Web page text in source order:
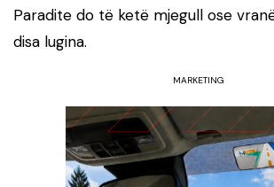
Paradite do të ketë mjegull ose
disa lugina.
MARKETING